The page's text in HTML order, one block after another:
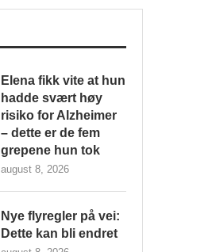
Elena fikk vite at hun
hadde svært høy
risiko for Alzheimer
– dette er de fem
grepene hun tok
august 8, 2026
Nye flyregler på vei:
Dette kan bli endret